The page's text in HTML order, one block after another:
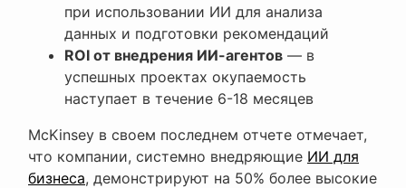
при использовании ИИ для анализа
данных и подготовки рекомендаций
ROI от внедрения ИИ-агентов — в
успешных проектах окупаемость
наступает в течение 6-18 месяцев
McKinsey в своем последнем отчете отмечает,
что компании, системно внедряющие ИИ для
бизнеса, демонстрируют на 50% более высокие